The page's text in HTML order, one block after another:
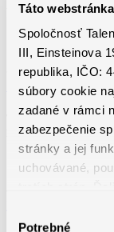
Táto
Spoločnosť
III, Einsteinova
republika, IČO:
súbory cookie
zadané v rámci
zabezpečenie
stránky a jej
uchovávané,
osobných údajov
Potrebné
Vodič / vodička
Košice
1100 - 1650 €
Detail pracovnej
Technická údržba
príplatky
Bratislava
1550 - 1750 € +